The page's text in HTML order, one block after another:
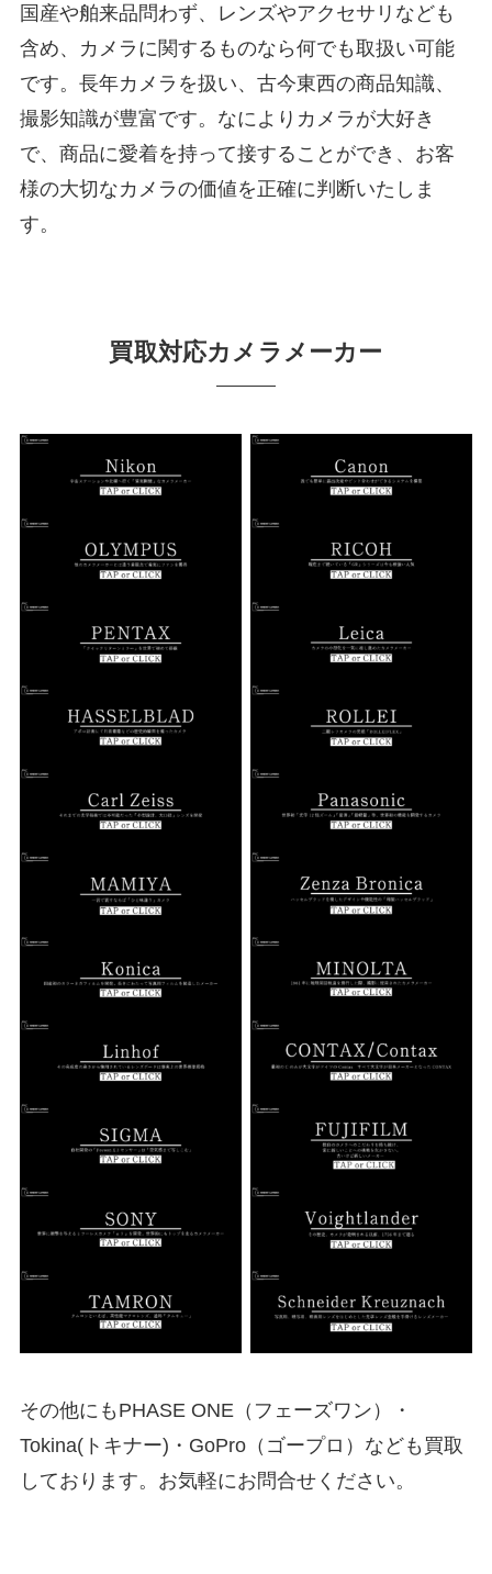
国産や舶来品問わず、レンズやアクセサリなども
含め、カメラに関するものなら何でも取扱い可能
です。長年カメラを扱い、古今東西の商品知識、
撮影知識が豊富です。なによりカメラが大好き
で、商品に愛着を持って接することができ、お客
様の大切なカメラの価値を正確に判断いたしま
す。
買取対応カメラメーカー
その他にもPHASE ONE（フェーズワン）・
Tokina(トキナー)・GoPro（ゴープロ）なども買取
しております。お気軽にお問合せください。